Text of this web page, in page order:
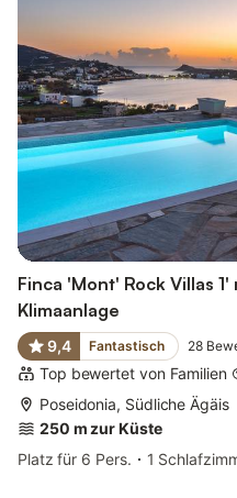
Finca 'Mont' Rock Villas
Klimaanlage
9,4 Fantastisch 28
Top bewertet von Familien
Poseidonia, Südliche Ägäis
250 m zur Küste
Platz für 6 Pers.
1